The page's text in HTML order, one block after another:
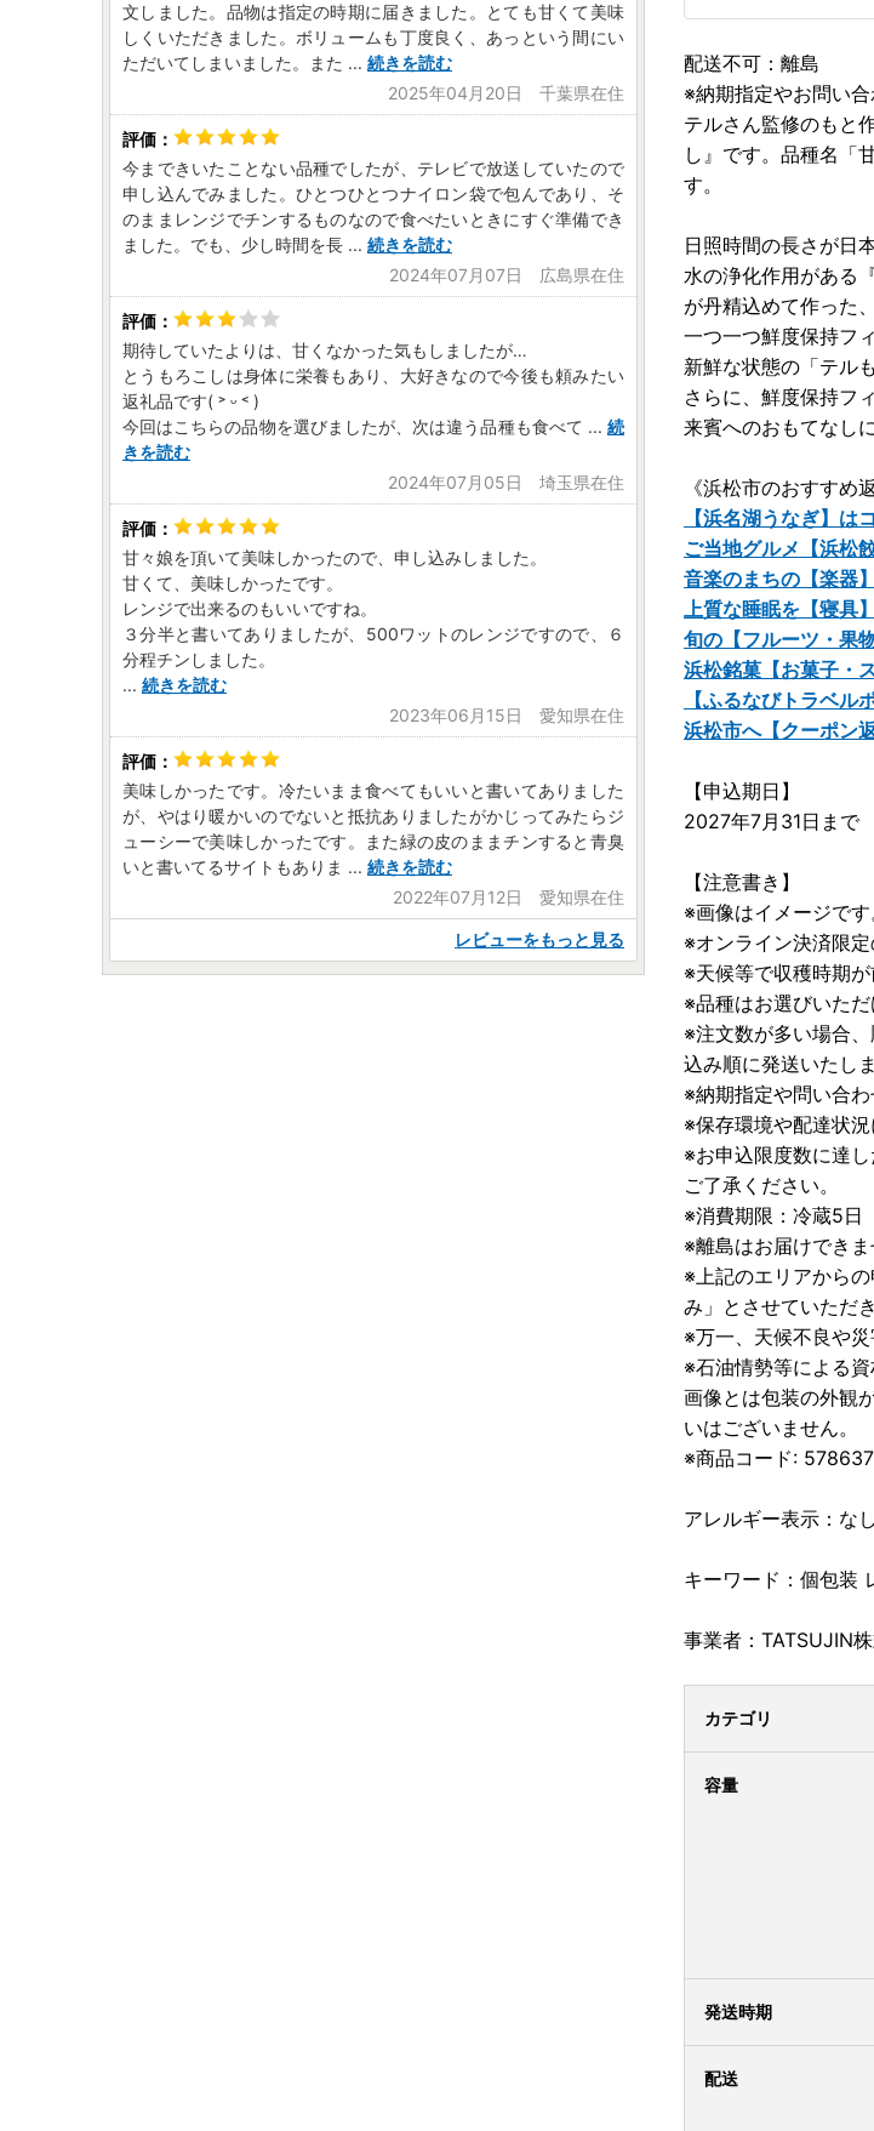
配送不可：離島
※納期指定やお問い
テルさん監修のもと
し』です。品種名「
す。
日照時間の長さが日
水の浄化作用がある
が丹精込めて作った
一つ一つ鮮度保持フ
新鮮な状態の「テル
さらに、鮮度保持フ
来賓へのおもてなし
《浜松市のおすすめ
【浜名湖うなぎ】は
ご当地グルメ【浜松
音楽のまちの【楽器
上質な睡眠を【寝具
旬の【フルーツ・果
浜松銘菓【お菓子・
【ふるなびトラベル
浜松市へ【クーポン
【申込期日】
2027年7月31日まで
【注意書き】
※画像はイメージです
※オンライン決済限定
※天候等で収穫時期が
※品種はお選びいただ
※注文数が多い場合
込み順に発送いたし
※納期指定や問い合わ
※保存環境や配達状
※お申込限度数に達
ご了承ください。
※消費期限：冷蔵5日
※離島はお届けできま
※上記のエリアから
み」とさせていただ
※万一、天候不良や
※石油情勢等による
画像とは包装の外観
いはございません。
※商品コード:
アレルギー表示：なし
キーワード：個包装
事業者：TATSUJIN
カテゴリ
容量
発送時期
配送
文しました。品物は指定の時期に届きました。とても甘くて美味
しくいただきました。ボリュームも丁度良く、あっという間にい
ただいてしまいました。また ... 続きを読む
2025年04月20日 千葉県在住
今まできいたことない品種でしたが、テレビで放送していたので
申し込んでみました。ひとつひとつナイロン袋で包んであり、そ
のままレンジでチンするものなので食べたいときにすぐ準備でき
ました。でも、少し時間を長 ... 続きを読む
2024年07月07日 広島県在住
期待していたよりは、甘くなかった気もしましたが…
とうもろこしは身体に栄養もあり、大好きなので今後も頼みたい
返礼品です( ˃ ᵕ ˂ )
今回はこちらの品物を選びましたが、次は違う品種も食べて ... 続
きを読む
2024年07月05日 埼玉県在住
甘々娘を頂いて美味しかったので、申し込みしました。
甘くて、美味しかったです。
レンジで出来るのもいいですね。
３分半と書いてありましたが、500ワットのレンジですので、６
分程チンしました。
... 続きを読む
2023年06月15日 愛知県在住
美味しかったです。冷たいまま食べてもいいと書いてありました
が、やはり暖かいのでないと抵抗ありましたがかじってみたらジ
ューシーで美味しかったです。また緑の皮のままチンすると青臭
いと書いてるサイトもありま ... 続きを読む
2022年07月12日 愛知県在住
レビューをもっと見る